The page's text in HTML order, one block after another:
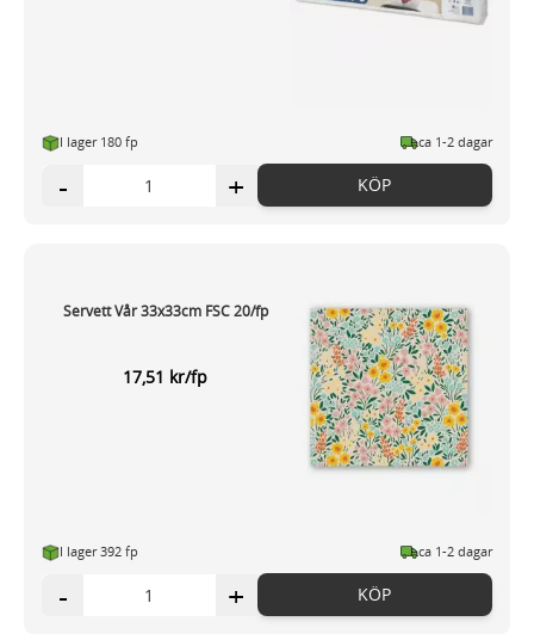
I lager 180 fp ca 1-2 dagar
- + KÖP
Servett Vår 33x33cm FSC 20/fp
17,51 kr/fp
I lager 392 fp ca 1-2 dagar
- + KÖP